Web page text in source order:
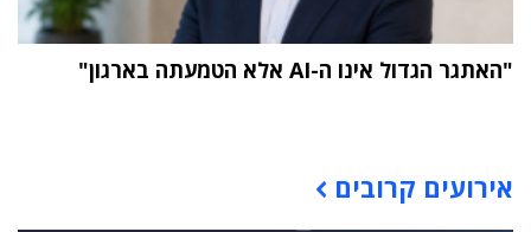
"האתגר הגדול אינו ה-AI אלא הטמעתה בארגון"
אירועים קרובים